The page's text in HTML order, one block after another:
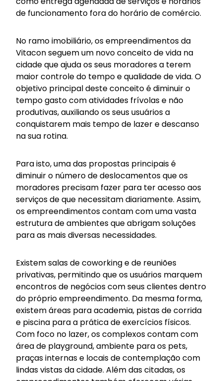
de funcionamento fora do horário de comércio.
No ramo imobiliário, os empreendimentos da
Vitacon seguem um novo conceito de vida na
cidade que ajuda os seus moradores a terem
maior controle do tempo e qualidade de vida. O
objetivo principal deste conceito é diminuir o
tempo gasto com atividades frívolas e não
produtivas, auxiliando os seus usuários a
conquistarem mais tempo de lazer e descanso
na sua rotina.
Para isto, uma das propostas principais é
diminuir o número de deslocamentos que os
moradores precisam fazer para ter acesso aos
serviços de que necessitam diariamente. Assim,
os empreendimentos contam com uma vasta
estrutura de ambientes que abrigam soluções
para as mais diversas necessidades.
Existem salas de coworking e de reuniões
privativas, permitindo que os usuários marquem
encontros de negócios com seus clientes dentro
do próprio empreendimento. Da mesma forma,
existem áreas para academia, pistas de corrida
e piscina para a prática de exercícios físicos.
Com foco no lazer, os complexos contam com
área de playground, ambiente para os pets,
praças internas e locais de contemplação com
lindas vistas da cidade. Além das citadas, os